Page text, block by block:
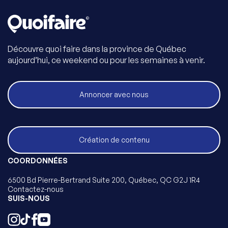
Découvre quoi faire dans la province de Québec
aujourd’hui, ce weekend ou pour les semaines à venir.
Annoncer avec nous
Création de contenu
COORDONNÉES
6500 Bd Pierre-Bertrand Suite 200, Québec, QC G2J 1R4
Contactez-nous
SUIS-NOUS